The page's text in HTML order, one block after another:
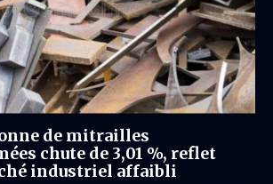
de mitrailles
chute de 3,01 %, reflet
industriel affaibli